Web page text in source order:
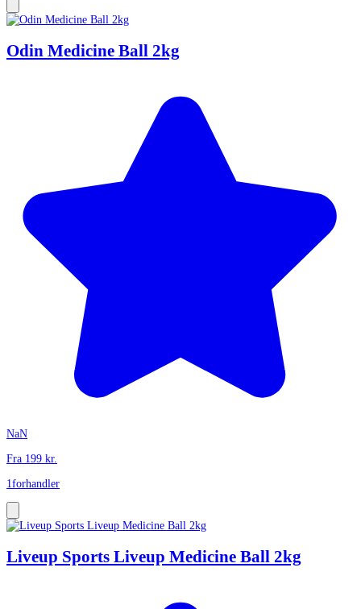
Odin Medicine Ball 2kg
NaN
Fra 199 kr.
1forhandler
Liveup Sports Liveup Medicine Ball 2kg